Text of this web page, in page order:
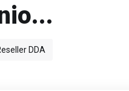
DDA